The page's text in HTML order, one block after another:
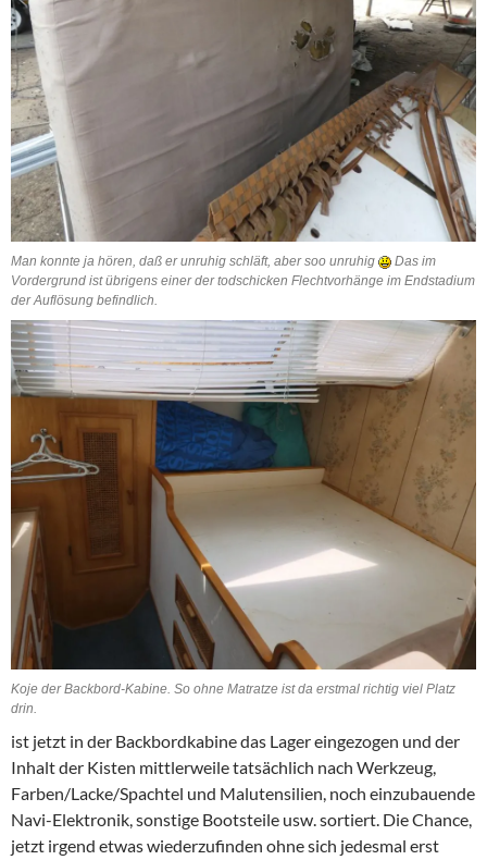
Man konnte ja hören, daß er unruhig schläft, aber soo unruhig
Das im
Vordergrund ist übrigens einer der todschicken Flechtvorhänge im Endstadium
der Auflösung befindlich.
Koje der Backbord-Kabine. So ohne Matratze ist da erstmal richtig viel Platz
drin.
ist jetzt in der Backbordkabine das Lager eingezogen und der
Inhalt der Kisten mittlerweile tatsächlich nach Werkzeug,
Farben/Lacke/Spachtel und Malutensilien, noch einzubauende
Navi-Elektronik, sonstige Bootsteile usw. sortiert. Die Chance,
jetzt irgend etwas wiederzufinden ohne sich jedesmal erst